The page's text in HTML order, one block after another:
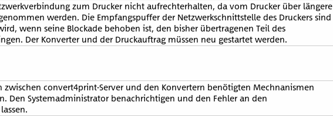
zum Drucker nicht aufrechterhalten, da vom Drucker über längere
werden. Die Empfangspuffer der Netzwerkschnittstelle des Druckers sind
wenn seine Blockade behoben ist, den bisher übertragenen Teil des
Der Konverter und der Druckauftrag müssen neu gestartet werden.
convert4print-Server und den Konvertern benötigten Mechnanismen
Den Systemadministrator benachrichtigen und den Fehler an den